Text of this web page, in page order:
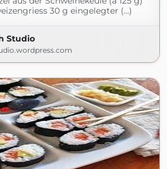
30 g eingelegter (...)
Studio